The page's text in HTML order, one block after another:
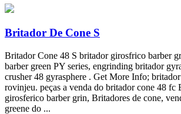
Britador De Cone S
Britador Cone 48 S britador girosfrico barber
barber green PY series, engrinding britador
crusher 48 gyrasphere . Get More Info;
rovinjeu. peças a venda do britador cone 48 fc
girosferico barber grin, Britadores de cone,
greene do ...